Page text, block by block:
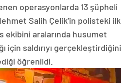
operasyonlarda 13 şüpheli
Salih Çelik’in polisteki ilk
ekibini aralarında husumet
için saldırıyı gerçekleştirdiğini
öğrenildi.